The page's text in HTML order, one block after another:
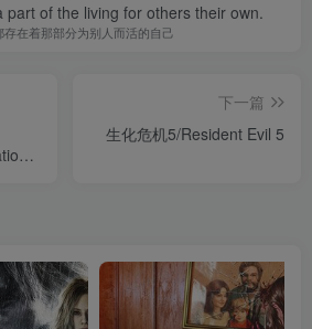
part of the living for others their own.
存在着那部分为别人而活的自己
下一篇
生化危机5/Resident Evil 5